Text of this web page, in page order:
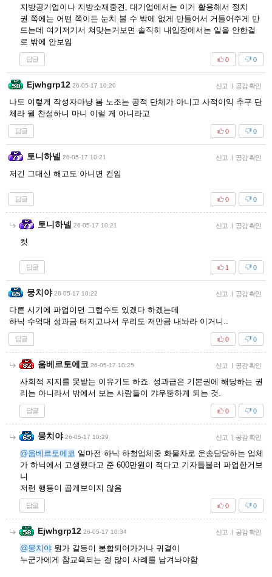
지방공기업이나 지방소재중견, 대기업에서는 이거 활용해서 정치
권 쪽에는 어떤 쪽이든 눈치 볼 수 밖에 없게 만들어서 거들어주게 만
드는데 여기저기서 쳐맞는거보면 솔직히 내입장에서는 일을 안한걸
로 밖에 안보임
답글 0
0
Ejwhgrp12 26-05-17 10:20 신고 | 공감 확인
나도 이렇게 작성자마냥 봄 노조는 공적 단체가 아니고 사적이익 추구 단
체라 뭘 찬성하니 마니 이럴 게 아니라고
답글 0
0
토니하넬 26-05-17 10:21 신고 | 공감 확인
저긴 그대신 해고도 아니면 컨임
답글 0
0
토니하넬 26-05-17 10:21 신고 | 공감 확인
컷
답글 0
1
뭉치야 26-05-17 10:22 신고 | 공감 확인
다른 시기에 파업이면 그럴수도 있겠다 하겠는데
하닉 수억대 성과금 터지고나서 우리도 저만큼 내놔라 이거니..
답글 0
0
움베르토에코 26-05-17 10:25 신고 | 공감 확인
사회적 지지를 못받는 이유기도 하죠. 성과급은 기본권에 해당하는 권
리는 아니라서 밖에서 보는 사람들이 갸우뚱하게 되는 것.
답글 0
0
뭉치야 26-05-17 10:29 신고 | 공감 확인
@움베르토에코 얼마전 하닉 하청업체중 화물차로 운송담당하는 업체
가 하닉에서 고생했다고 준 600만원이 적다고 기자들불러 파업한거보
니
저런 행동이 곱게보이지 않음
답글 0
0
Ejwhgrp12 26-05-17 10:34 신고 | 공감 확인
@뭉치야 뭔가 갈등이 봉합되어가거나 귀결이
누군가에게 참교육되는 걸 많이 사례를 남겨놔야함